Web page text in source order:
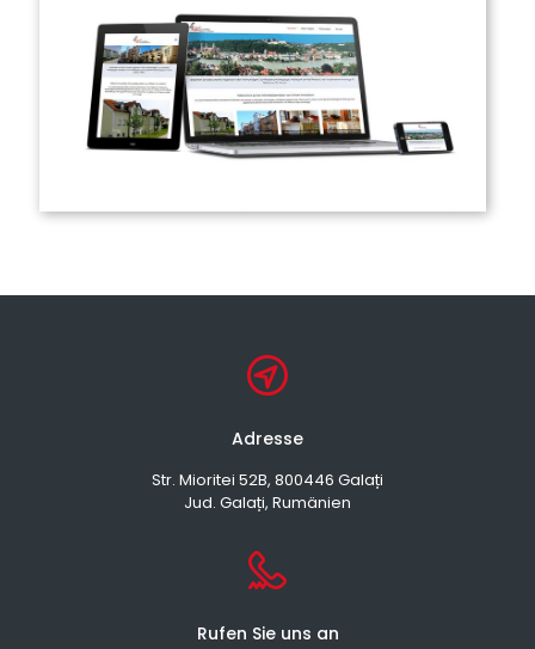
Adresse
Str. Mioritei 52B, 800446 Galați
Jud. Galați, Rumänien
Rufen Sie uns an